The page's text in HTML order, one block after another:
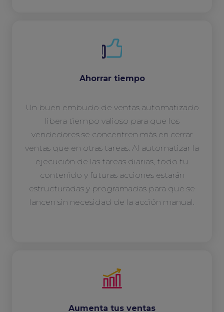
Ahorrar tiempo
Un buen embudo de ventas automatizado
libera tiempo valioso para que los
vendedores se concentren más en cerrar
ventas que en otras tareas. Al automatizar la
ejecución de las tareas diarias, todo tu
contenido y futuras acciones estarán
estructuradas y programadas para que se
lancen sin necesidad de la acción manual.
Aumenta tus ventas